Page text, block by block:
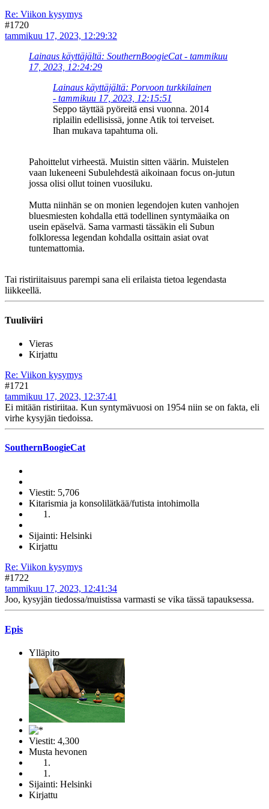
Re: Viikon kysymys
#1720
tammikuu 17, 2023, 12:29:32
Lainaus käyttäjältä: SouthernBoogieCat - tammikuu
17, 2023, 12:24:29
Lainaus käyttäjältä: Porvoon turkkilainen
- tammikuu 17, 2023, 12:15:51
Seppo täyttää pyöreitä ensi vuonna. 2014
riplailin edellisissä, jonne Atik toi terveiset.
Ihan mukava tapahtuma oli.
Pahoittelut virheestä. Muistin sitten väärin. Muistelen
vaan lukeneeni Subulehdestä aikoinaan focus on-jutun
jossa olisi ollut toinen vuosiluku.
Mutta niinhän se on monien legendojen kuten vanhojen
bluesmiesten kohdalla että todellinen syntymäaika on
usein epäselvä. Sama varmasti tässäkin eli Subun
folkloressa legendan kohdalla osittain asiat ovat
tuntemattomia.
Tai ristiriitaisuus parempi sana eli erilaista tietoa legendasta
liikkeellä.
Tuuliviiri
Vieras
Kirjattu
Re: Viikon kysymys
#1721
tammikuu 17, 2023, 12:37:41
Ei mitään ristiriitaa. Kun syntymävuosi on 1954 niin se on fakta, eli
virhe kysyjän tiedoissa.
SouthernBoogieCat
Viestit: 5,706
Kitarismia ja konsolilätkää/futista intohimolla
Sijainti: Helsinki
Kirjattu
Re: Viikon kysymys
#1722
tammikuu 17, 2023, 12:41:34
Joo, kysyjän tiedossa/muistissa varmasti se vika tässä tapauksessa.
Epis
Ylläpito
Viestit: 4,300
Musta hevonen
Sijainti: Helsinki
Kirjattu